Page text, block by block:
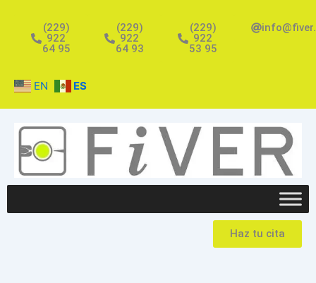
contenido
(229)
922
64 95
(229)
922
64 93
(229)
922
53 95
EN ES
Haz tu cita